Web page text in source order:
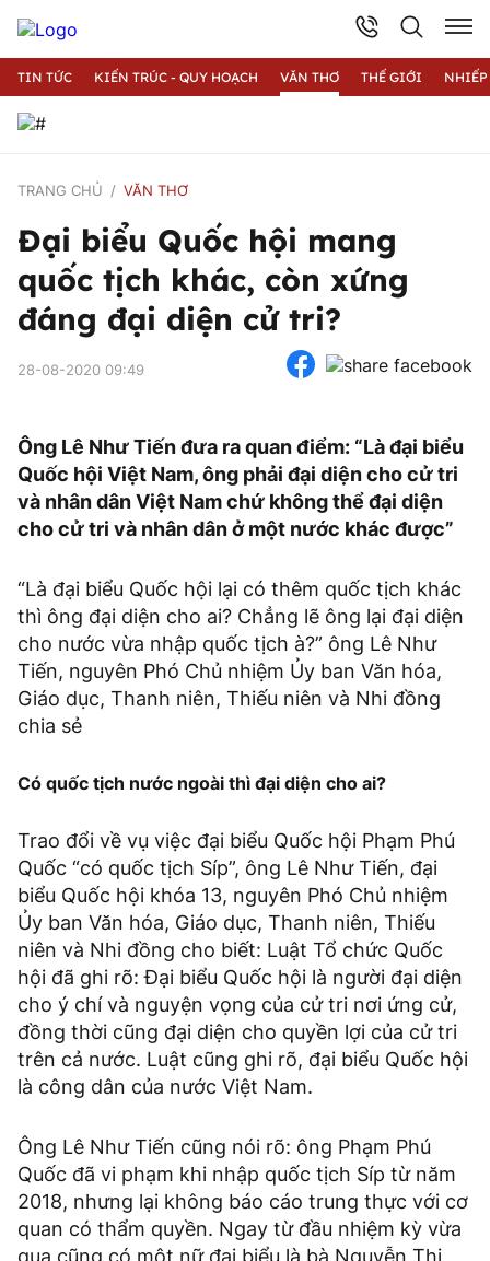
TIN TỨC KIẾN TRÚC - QUY HOẠCH VĂN THƠ THẾ GIỚI
TRANG CHỦ VĂN THƠ
Đại biểu Quốc hội mang
quốc tịch khác, còn xứng
đáng đại diện cử tri?
28-08-2020 09:49
Ông Lê Như Tiến đưa ra quan điểm: “Là đại biểu
Quốc hội Việt Nam, ông phải đại diện cho cử tri
và nhân dân Việt Nam chứ không thể đại diện
cho cử tri và nhân dân ở một nước khác được”
“Là đại biểu Quốc hội lại có thêm quốc tịch khác
thì ông đại diện cho ai? Chẳng lẽ ông lại đại diện
cho nước vừa nhập quốc tịch à?” ông Lê Như
Tiến, nguyên Phó Chủ nhiệm Ủy ban Văn hóa,
Giáo dục, Thanh niên, Thiếu niên và Nhi đồng
chia sẻ
Có quốc tịch nước ngoài thì đại diện cho ai?
Trao đổi về vụ việc đại biểu Quốc hội Phạm Phú
Quốc “có quốc tịch Síp”, ông Lê Như Tiến, đại
biểu Quốc hội khóa 13, nguyên Phó Chủ nhiệm
Ủy ban Văn hóa, Giáo dục, Thanh niên, Thiếu
niên và Nhi đồng cho biết: Luật Tổ chức Quốc
hội đã ghi rõ: Đại biểu Quốc hội là người đại diện
cho ý chí và nguyện vọng của cử tri nơi ứng cử,
đồng thời cũng đại diện cho quyền lợi của cử tri
trên cả nước. Luật cũng ghi rõ, đại biểu Quốc hội
là công dân của nước Việt Nam.
Ông Lê Như Tiến cũng nói rõ: ông Phạm Phú
Quốc đã vi phạm khi nhập quốc tịch Síp từ năm
2018, nhưng lại không báo cáo trung thực với cơ
quan có thẩm quyền. Ngay từ đầu nhiệm kỳ vừa
qua cũng có một nữ đại biểu là bà Nguyễn Thị